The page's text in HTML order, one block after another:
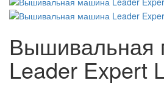
Вышивальная
Leader Expert